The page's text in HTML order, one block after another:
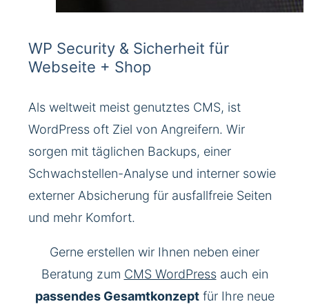
WP Security & Sicherheit für
Webseite + Shop
Als weltweit meist genutztes CMS, ist
WordPress oft Ziel von Angreifern. Wir
sorgen mit täglichen Backups, einer
Schwachstellen-Analyse und interner sowie
externer Absicherung für ausfallfreie Seiten
und mehr Komfort.
Gerne erstellen wir Ihnen neben einer
Beratung zum CMS WordPressauch ein
passendes Gesamtkonzeptfür Ihre neue